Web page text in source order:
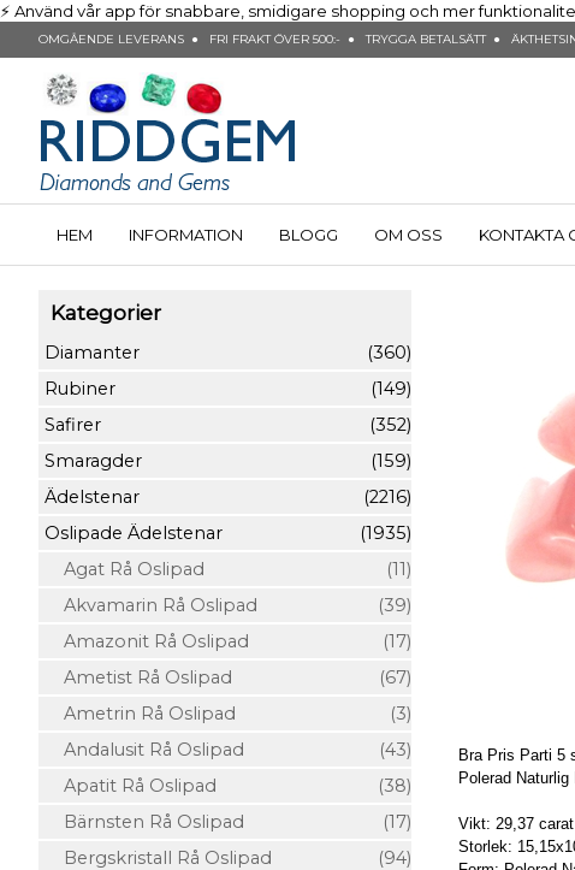
⚡ Använd vår app för snabbare, smidigare shopping och mer
OMGÅENDE LEVERANS ● FRI FRAKT ÖVER 500:- ● TRYGGA BETALSÄTT ●
HEM INFORMATION BLOGG OM OSS KONTAKTA
Kategorier
Diamanter
(360)
Rubiner
(149)
Safirer
(352)
Smaragder
(159)
Ädelstenar
(2216)
Oslipade Ädelstenar
(1935)
Agat Rå Oslipad
(11)
Akvamarin Rå Oslipad
(39)
Amazonit Rå Oslipad
(17)
Ametist Rå Oslipad
(67)
Ametrin Rå Oslipad
(3)
Andalusit Rå Oslipad
(43)
Apatit Rå Oslipad
(38)
Bärnsten Rå Oslipad
(17)
Bergskristall Rå Oslipad
(94)
Bra Pris Parti 5
Polerad
Vikt: 29,37 carat
Storlek: